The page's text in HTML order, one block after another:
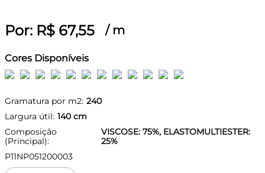
Por: R$ 67,55 / m
Cores Disponíveis
Gramatura por m2: 240
Largura útil: 140 cm
Composição
(Principal):
VISCOSE: 75%, ELASTOMULTIESTER:
25%
P11NP051200003